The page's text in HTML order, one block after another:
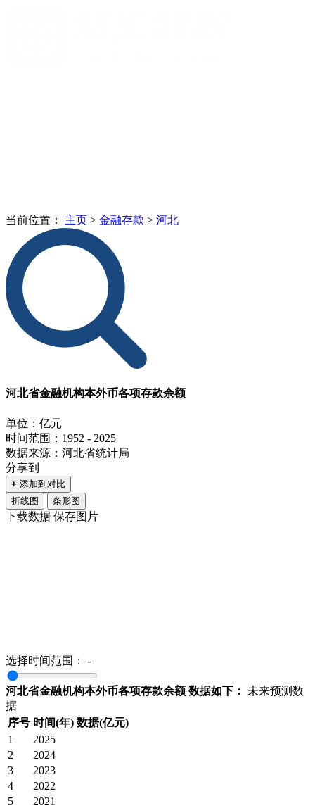
当前位置： 主页 > 金融存款 > 河北
河北省金融机构本外币各项存款余额
单位：亿元
时间范围：1952 - 2025
数据来源：河北省统计局
分享到
+ 添加到对比
折线图
条形图
下载数据 保存图片
选择时间范围： -
河北省金融机构本外币各项存款余额 数据如下：
未来预测数
据
序号 时间(年) 数据(亿元)
1
2025
2
2024
3
2023
4
2022
5
2021